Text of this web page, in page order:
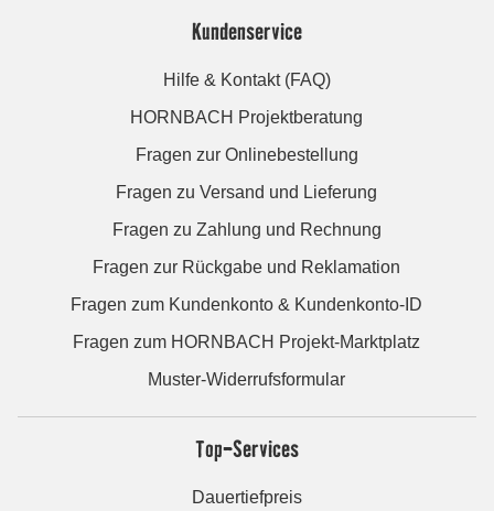
Kundenservice
Hilfe & Kontakt (FAQ)
HORNBACH Projektberatung
Fragen zur Onlinebestellung
Fragen zu Versand und Lieferung
Fragen zu Zahlung und Rechnung
Fragen zur Rückgabe und Reklamation
Fragen zum Kundenkonto & Kundenkonto-ID
Fragen zum HORNBACH Projekt-Marktplatz
Muster-Widerrufsformular
Top-Services
Dauertiefpreis